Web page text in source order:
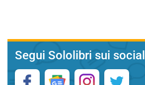
Segui Sololibri sui social